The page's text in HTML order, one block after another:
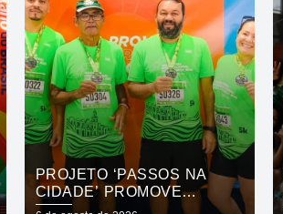
PROJETO ‘PASSOS NA
CIDADE’ PROMOVE
INCLUSÃO SOCIAL E